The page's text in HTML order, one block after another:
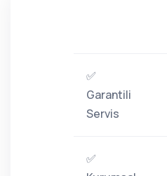
✅
Garantili
Servis
✅